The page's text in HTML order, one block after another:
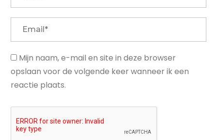
Mijn naam, e-mail en site in deze browser
opslaan voor de volgende keer wanneer ik een
reactie plaats.